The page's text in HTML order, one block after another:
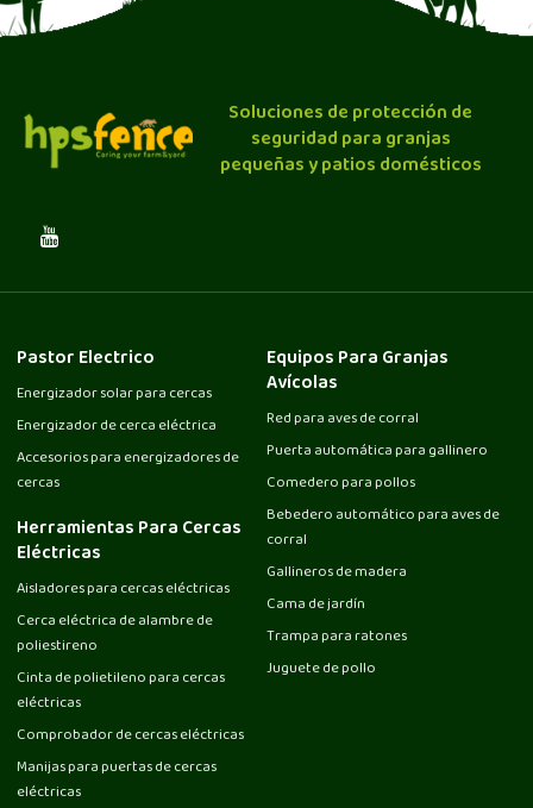
Soluciones de protección de
seguridad para granjas
pequeñas y patios domésticos
Pastor Electrico
Energizador solar para cercas
Energizador de cerca eléctrica
Accesorios para energizadores de
cercas
Herramientas Para Cercas
Eléctricas
Aisladores para cercas eléctricas
Cerca eléctrica de alambre de
poliestireno
Cinta de polietileno para cercas
eléctricas
Comprobador de cercas eléctricas
Manijas para puertas de cercas
eléctricas
Equipos Para Granjas
Avícolas
Red para aves de corral
Puerta automática para gallinero
Comedero para pollos
Bebedero automático para aves de
corral
Gallineros de madera
Cama de jardín
Trampa para ratones
Juguete de pollo